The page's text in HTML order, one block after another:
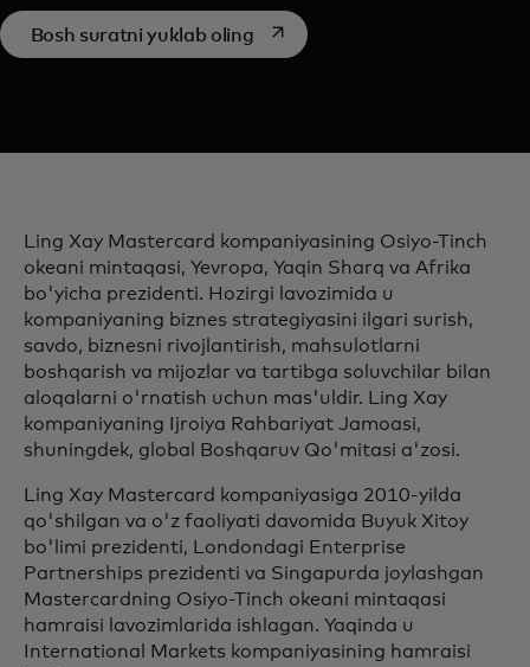
Bosh suratni yuklab olingopens in a new tab
Ling Xay Mastercard kompaniyasining Osiyo-Tinch
okeani mintaqasi, Yevropa, Yaqin Sharq va Afrika
bo'yicha prezidenti. Hozirgi lavozimida u
kompaniyaning biznes strategiyasini ilgari surish,
savdo, biznesni rivojlantirish, mahsulotlarni
boshqarish va mijozlar va tartibga soluvchilar bilan
aloqalarni o'rnatish uchun mas'uldir. Ling Xay
kompaniyaning Ijroiya Rahbariyat Jamoasi,
shuningdek, global Boshqaruv Qo'mitasi a'zosi.
Ling Xay Mastercard kompaniyasiga 2010-yilda
qo'shilgan va o'z faoliyati davomida Buyuk Xitoy
bo'limi prezidenti, Londondagi Enterprise
Partnerships prezidenti va Singapurda joylashgan
Mastercardning Osiyo-Tinch okeani mintaqasi
hamraisi lavozimlarida ishlagan. Yaqinda u
International Markets kompaniyasining hamraisi